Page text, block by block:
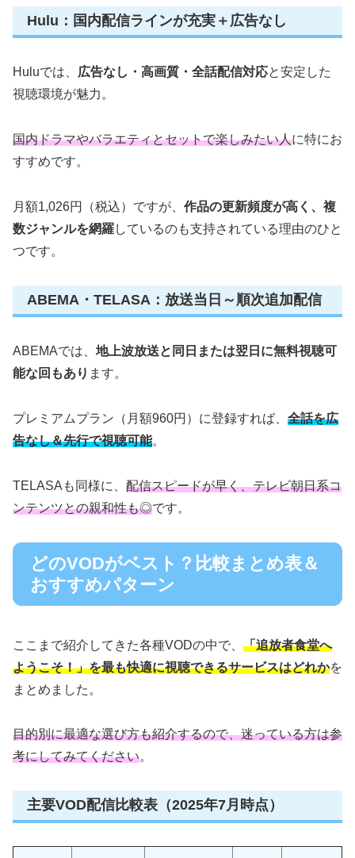
Hulu：国内配信ラインが充実＋広告なし
Huluでは、 広告なし・高画質・全話配信対応と安定した
視聴環境が魅力。
国内ドラマやバラエティとセットで楽しみたい人に特にお
すすめです。
月額1,026円（税込）ですが、 作品の更新頻度が高く、複
数ジャンルを網羅しているのも支持されている理由のひと
つです。
ABEMA・TELASA：放送当日～順次追加配信
ABEMAでは、 地上波放送と同日または翌日に無料視聴可
能な回もあり ます。
プレミアムプラン（月額960円）に登録すれば、 全話を広
告なし＆先行で視聴可能。
TELASAも同様に、 配信スピードが早く、テレビ朝日系コ
ンテンツとの親和性も◎です。
どのVODがベスト？比較まとめ表＆
おすすめパターン
ここまで紹介してきた各種VODの中で、 「追放者食堂へ
ようこそ！」を最も快適に視聴できるサービスはどれかを
まとめました。
目的別に最適な選び方も紹介するので、迷っている方は参
考にしてみてください。
主要VOD配信比較表（2025年7月時点）